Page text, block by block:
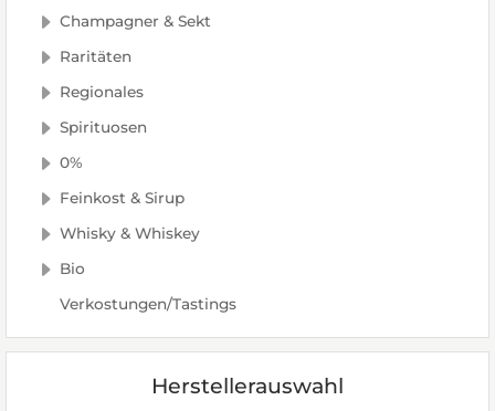
Champagner & Sekt
Raritäten
Regionales
Spirituosen
0%
Feinkost & Sirup
Whisky & Whiskey
Bio
Verkostungen/Tastings
Herstellerauswahl